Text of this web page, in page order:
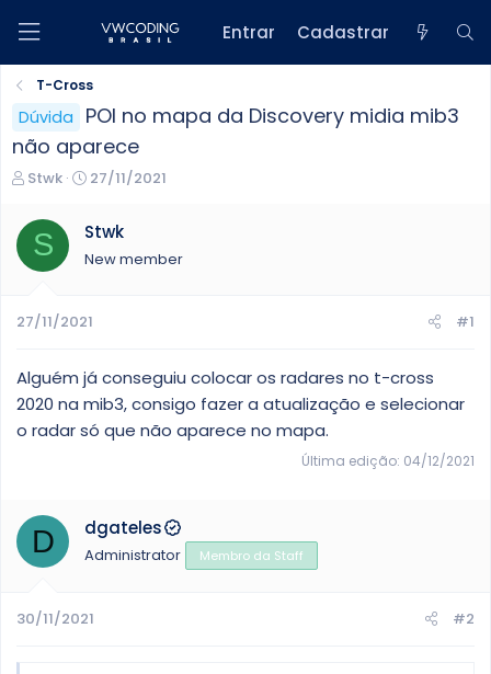
Entrar Cadastrar
T-Cross
Dúvida
POI no mapa da Discovery midia mib3
não aparece
C
i
a
d
d
t
ó
Stwk
D
t
a
d
n
c
i
27/11/2021
S Stwk
New member
27/11/2021 #1
Alguém já conseguiu colocar os radares no t-cross
2020 na mib3, consigo fazer a atualização e selecionar
o radar só que não aparece no mapa.
Última edição: 04/12/2021
D dgateles
Administrator Membro da Staff
30/11/2021 #2